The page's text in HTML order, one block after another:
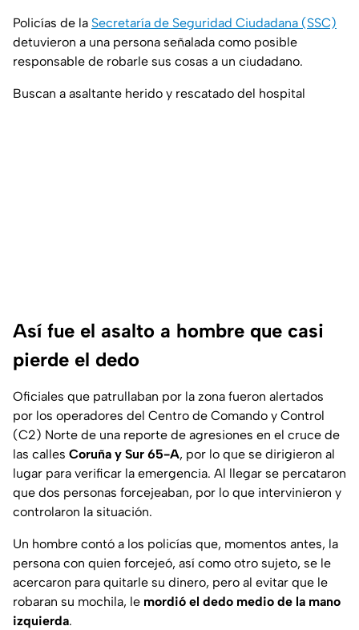
Policías de la Secretaría de Seguridad Ciudadana (SSC)
detuvieron a una persona señalada como posible
responsable de robarle sus cosas a un ciudadano.
Buscan a asaltante herido y rescatado del hospital
Así fue el asalto a hombre que casi
pierde el dedo
Oficiales que patrullaban por la zona fueron alertados
por los operadores del Centro de Comando y Control
(C2) Norte de una reporte de agresiones en el cruce de
las calles Coruña y Sur 65-A, por lo que se dirigieron al
lugar para verificar la emergencia. Al llegar se percataron
que dos personas forcejeaban, por lo que intervinieron y
controlaron la situación.
Un hombre contó a los policías que, momentos antes, la
persona con quien forcejeó, así como otro sujeto, se le
acercaron para quitarle su dinero, pero al evitar que le
robaran su mochila, le mordió el dedo medio de la mano
izquierda.